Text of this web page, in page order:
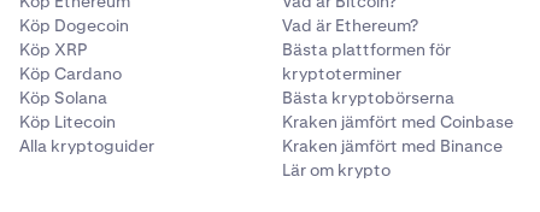
Köp Dogecoin
Köp XRP
Köp Cardano
Köp Solana
Köp Litecoin
Alla kryptoguider
Vad är Ethereum?
Bästa plattformen för
kryptoterminer
Bästa kryptobörserna
Kraken jämfört med Coinbase
Kraken jämfört med Binance
Lär om krypto